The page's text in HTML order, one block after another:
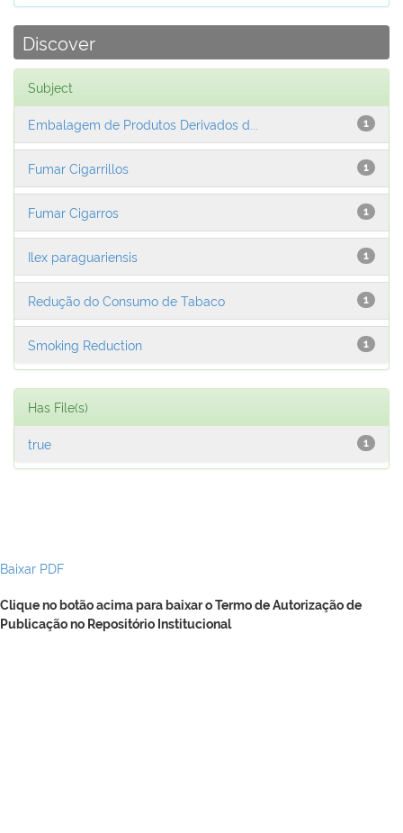
Discover
Subject
1
Embalagem de Produtos Derivados d...
1
Fumar Cigarrillos
1
Fumar Cigarros
1
Ilex paraguariensis
1
Redução do Consumo de Tabaco
1
Smoking Reduction
Has File(s)
1
true
Baixar PDF
Clique no botão acima para baixar o Termo de Autorização de
Publicação no Repositório Institucional